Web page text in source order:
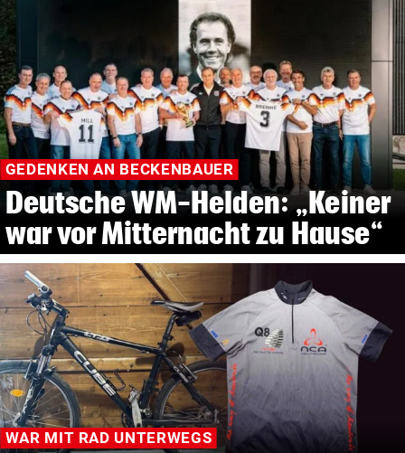
GEDENKEN AN BECKENBAUER
Deutsche WM-Helden: „Keiner
war vor Mitternacht zu Hause“
WAR MIT RAD UNTERWEGS